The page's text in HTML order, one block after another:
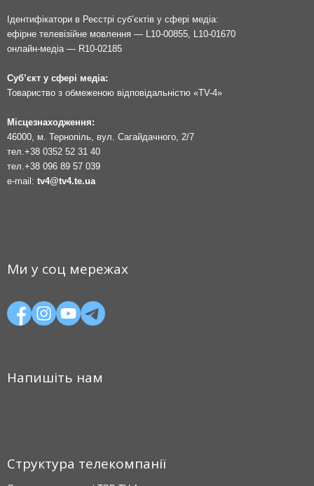
Ідентифікатори в Реєстрі суб’єктів у сфері медіа:
ефірне телевізійне мовлення — L10-00855, L10-01670
онлайн-медіа — R10-02185
Суб’єкт у сфері медіа:
Товариство з обмеженою відповідальністю «TV-4»
Місцезнаходження:
46000, м. Тернопіль, вул. Сагайдачного, 2/7
тел. +38 0352 52 31 40
тел. +38 096 89 57 039
e-mail: tv4@tv4.te.ua
Ми у соц мережах
Напишіть нам
Структура телекомпанії